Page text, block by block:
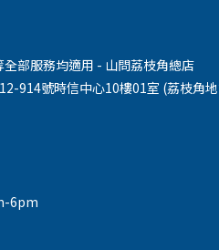
部服務均適用 - 山問荔枝角總店
914號時信中心10樓01室 (荔枝角
6pm